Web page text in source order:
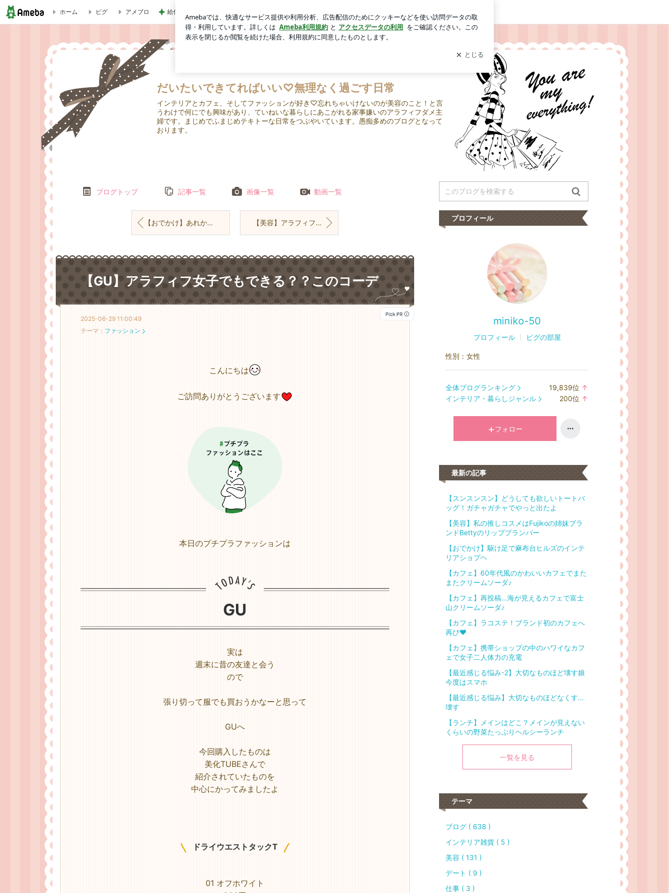
【GU】アラフィフ女子でもできる？？このコーデ | だいたいできてればいい♡無理なく過ごす日常
ホーム ピグ アメブロ 給付金で自分で買ったカルティエ ログイン
だいたいできてればいい♡無理なく過ごす日常
インテリアとカフェ、そしてファッションが好き♡忘れちゃいけないのが美容のこと！と言
うわけで何にでも興味があり、ていねいな暮らしにあこがれる家事嫌いのアラフィフダメ主
婦です。まじめでふまじめテキトーな日常をつぶやいています。愚痴多めのブログとなって
おります。
ブログトップ 記事一覧 画像一覧 動画一覧
【おでかけ】あれから30年…笑みらいになったみらい地区へ 【美容】アラフィフになるまでにやってきた美容に関する様々なことNo.5
【GU】アラフィフ女子でもできる？？このコーデ
2025-06-29 11:00:49
テーマ： ファッション
こんにちは
ご訪問ありがとうございます
本日のプチプラファッションは
GU
実は
週末に昔の友達と会う
ので
張り切って服でも買おうかなーと思って
GUへ
今回購入したものは
美化TUBEさんで
紹介されていたものを
中心にかってみましたよ
ドライウエストタックT
01 オフホワイト
プロフィール
miniko-50
プロフィール ピグの部屋
性別： 女性
全体ブログランキング 19,839位 ↑
インテリア・暮らしジャンル 200位 ↑
フォロー
最新の記事
【スンスンスン】どうしても欲しいトートバ
ッグ！ガチャガチャでやっと出たよ
【美容】私の推しコスメはFujikoの姉妹ブラ
ンドBettyのリッププランパー
【おでかけ】駆け足で麻布台ヒルズのインテ
リアショプヘ
【カフェ】60年代風のかわいいカフェでまた
またクリームソーダ♪
【カフェ】再投稿…海が見えるカフェで富士
山クリームソーダ♪
【カフェ】ラコステ！ブランド初のカフェへ
再び❤︎
【カフェ】携帯ショップの中のハワイなカフ
ェで女子二人体力の充電
【最近感じる悩み-2】大切なものほど壊す娘
今度はスマホ
【最近感じる悩み】大切なものほどなくす…
壊す
【ランチ】メインはどこ？メインが見えない
くらいの野菜たっぷりヘルシーランチ
一覧を見る
テーマ
ブログ ( 638 )
インテリア雑貨 ( 5 )
美容 ( 131 )
デート ( 9 )
仕事 ( 3 )